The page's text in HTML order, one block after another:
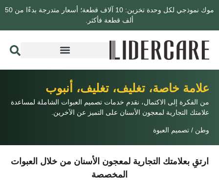
موك نموذجي لكل وحدة تخزين: 10 آلاف قطعة؛ أسعار متدرجة بدءًا من 50
ألف قطعة فأكثر.
علامة خاصة، تغليف، تغليف، أنبوب
من الفكرة إلى الاكتمال، نقدم خدمات تصميم العبوات الشاملة لمساعدة
علامتك التجارية لمعجون الأسنان على التميز عن الآخرين.
وطن / تصميم العبوة
ارتقِ بعلامتك التجارية لمعجون الأسنان من خلال العبوات
المخصصة